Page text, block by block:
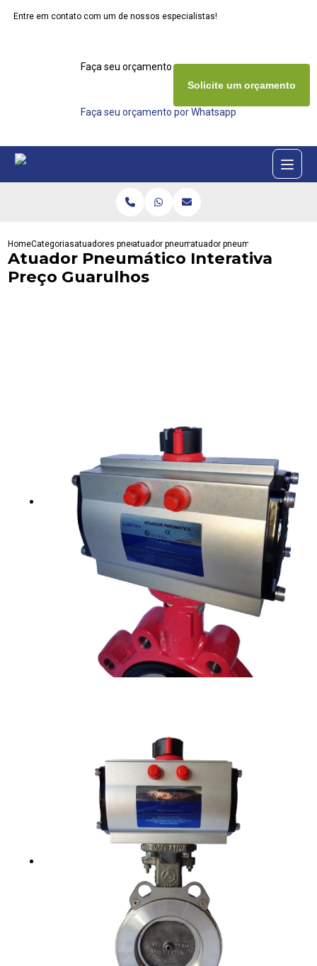
Entre em contato com um de nossos especialistas!
Faça seu orçamento agora mesmo
Faça seu orçamento por Whatsapp
Solicite um orçamento
HomeCategoriasatuadores pneumaticosatuador pneumatico dupla acao
atuador pneumatico interativa
Atuador Pneumático Interativa
Preço Guarulhos